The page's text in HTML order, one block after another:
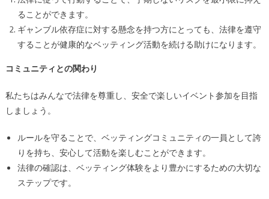
ることができます。
ギャンブル依存症に対する懸念を持つ方にとっても、法律を遵守
することが健康的なベッティング活動を続ける助けになります。
コミュニティとの関わり
私たちはみんなで法律を尊重し、安全で楽しいイベント参加を目指
しましょう。
ルールを守ることで、ベッティングコミュニティの一員として誇
りを持ち、安心して活動を楽しむことができます。
法律の確認は、ベッティング体験をより豊かにするための大切な
ステップです。